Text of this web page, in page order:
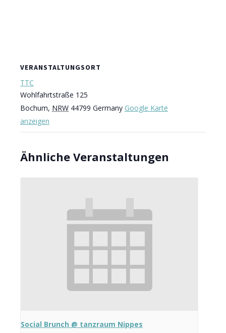
VERANSTALTUNGSORT
TTC
Wohlfahrtstraße 125
Bochum, NRW 44799 Germany Google Karte
anzeigen
Ähnliche Veranstaltungen
Social Brunch @ tanzraum Nippes